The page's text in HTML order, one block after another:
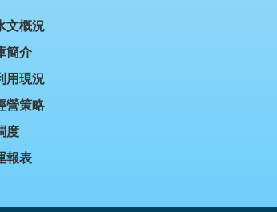
文概況
簡介
用現況
營策略
度
報表